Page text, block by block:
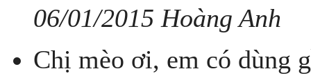
06/01/2015 Hoàng Anh
Chị mèo ơi, em có dùng